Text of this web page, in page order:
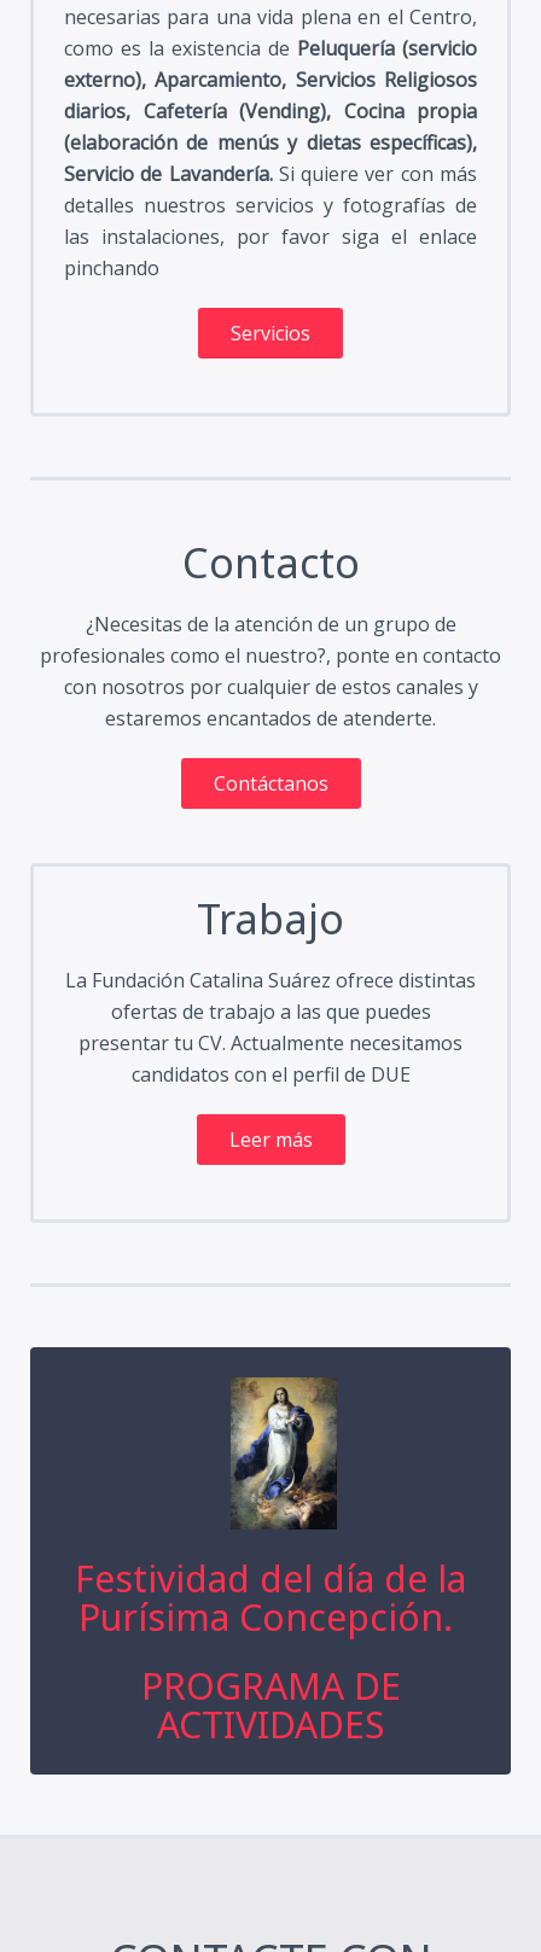
necesarias para una vida plena en el Centro,
como es la existencia de Peluquería (servicio
externo), Aparcamiento, Servicios Religiosos
diarios, Cafetería (Vending), Cocina propia
(elaboración de menús y dietas específicas),
Servicio de Lavandería.Si quiere ver con más
detalles nuestros servicios y fotografías de
las instalaciones, por favor siga el enlace
pinchando
Servicios
Contacto
¿Necesitas de la atención de un grupo de
profesionales como el nuestro?, ponte en contacto
con nosotros por cualquier de estos canales y
estaremos encantados de atenderte.
Contáctanos
Trabajo
La Fundación Catalina Suárez ofrece distintas
ofertas de trabajo a las que puedes
presentar tu CV. Actualmente necesitamos
candidatos con el perfil de DUE
Leer más
Festividad del día de la
Purísima Concepción.
PROGRAMA DE
ACTIVIDADES